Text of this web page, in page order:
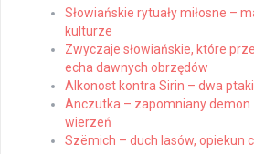
Słowiańskie rytuały miłosne –
kulturze
Zwyczaje słowiańskie, które
echa dawnych obrzędów
Alkonost kontra Sirin – dwa
Anczutka – zapomniany demon
wierzeń
Szëmich – duch lasów, opiekun